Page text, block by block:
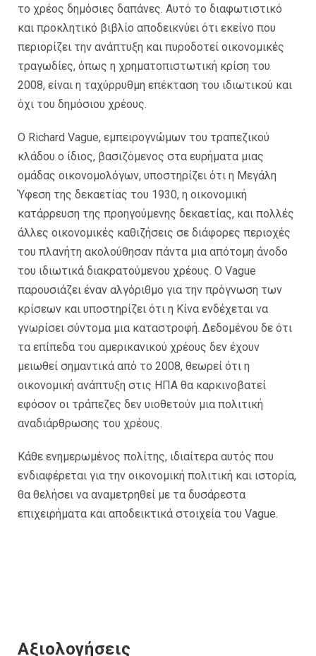
το χρέος δημόσιες δαπάνες. Αυτό το διαφωτιστικό
και προκλητικό βιβλίο αποδεικνύει ότι εκείνο που
περιορίζει την ανάπτυξη και πυροδοτεί οικονομικές
τραγωδίες, όπως η χρηματοπιστωτική κρίση του
2008, είναι η ταχύρρυθμη επέκταση του ιδιωτικού και
όχι του δημόσιου χρέους.
Ο Richard Vague, εμπειρογνώμων του τραπεζικού
κλάδου ο ίδιος, βασιζόμενος στα ευρήματα μιας
ομάδας οικονομολόγων, υποστηρίζει ότι η Μεγάλη
Ύφεση της δεκαετίας του 1930, η οικονομική
κατάρρευση της προηγούμενης δεκαετίας, και πολλές
άλλες οικονομικές καθιζήσεις σε διάφορες περιοχές
του πλανήτη ακολούθησαν πάντα μια απότομη άνοδο
του ιδιωτικά διακρατούμενου χρέους. Ο Vague
παρουσιάζει έναν αλγόριθμο για την πρόγνωση των
κρίσεων και υποστηρίζει ότι η Κίνα ενδέχεται να
γνωρίσει σύντομα μια καταστροφή. Δεδομένου δε ότι
τα επίπεδα του αμερικανικού χρέους δεν έχουν
μειωθεί σημαντικά από το 2008, θεωρεί ότι η
οικονομική ανάπτυξη στις ΗΠΑ θα καρκινοβατεί
εφόσον οι τράπεζες δεν υιοθετούν μια πολιτική
αναδιάρθρωσης του χρέους.
Κάθε ενημερωμένος πολίτης, ιδιαίτερα αυτός που
ενδιαφέρεται για την οικονομική πολιτική και ιστορία,
θα θελήσει να αναμετρηθεί με τα δυσάρεστα
επιχειρήματα και αποδεικτικά στοιχεία του Vague.
Αξιολογήσεις